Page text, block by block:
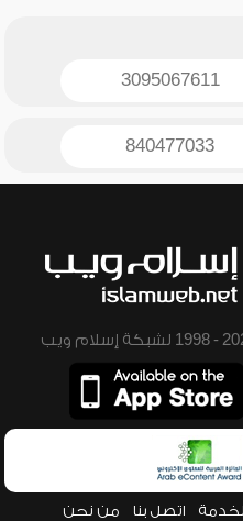
3095067611
840477033
اتصل بنا من نحن